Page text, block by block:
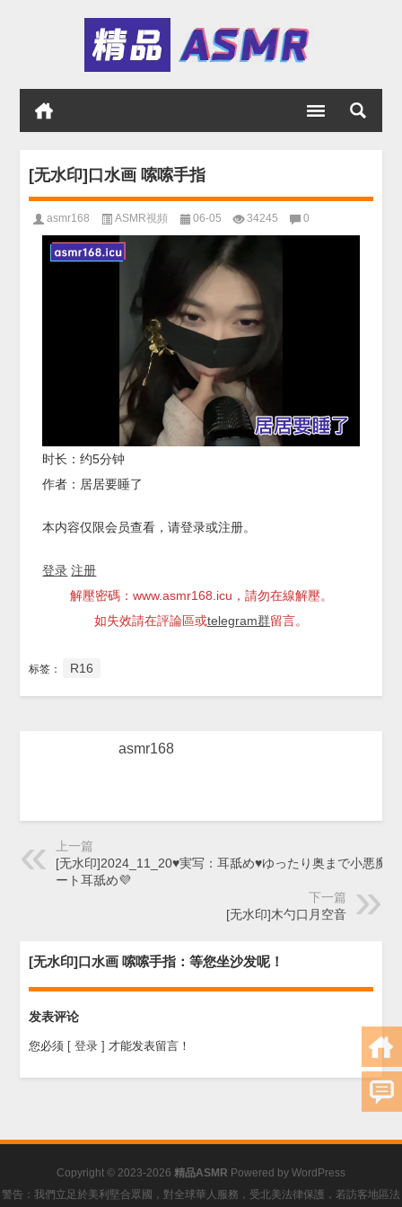
[无水印]口水画 嗦嗦手指
asmr168 ASMR視頻 06-05 34245 0
时长：约5分钟
作者：居居要睡了
本内容仅限会员查看，请登录或注册。
登录 注册
解壓密碼：www.asmr168.icu，請勿在線解壓。
如失效請在評論區或telegram群留言。
标签： R16
asmr168
上一篇
[无水印]2024_11_20♥実写：耳舐め♥ゆったり奥まで小悪魔
ート耳舐め💜
下一篇
[无水印]木勺口月空音
[无水印]口水画 嗦嗦手指：等您坐沙发呢！
发表评论
您必须 [ 登录 ] 才能发表留言！
Copyright © 2023-2026 精品ASMR Powered by WordPress
警告：我們立足於美利堅合眾國，對全球華人服務，受北美法律保護，若訪客地區法